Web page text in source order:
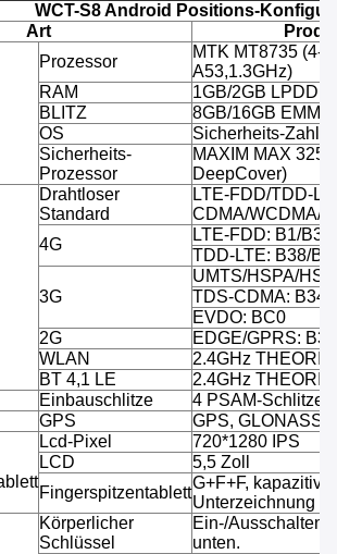
WCT-S8 Android Positions-
Art
Prozessor
MTK MT8735 (4-
A53,1.3GHz)
RAM
1GB/2GB
BLITZ
8GB/16GB EMMC
OS
Sicherheits-
Sicherheits-
Prozessor
MAXIM MAX
DeepCover)
Drahtloser
Standard
LTE-FDD/TDD-
CDMA/WCDMA/
4G
LTE-FDD: B1/B3/
TDD-LTE: B38/
3G
UMTS/HSPA/
TDS-CDMA: B34/
EVDO: BC0
2G
EDGE/GPRS: B3/
WLAN
2.4GHz
BT 4,1 LE
2.4GHz
Einbauschlitze
4 PSAM-Schlitze,
GPS GPS, GLONASS
Lcd-Pixel
720*1280 IPS
LCD
5,5 Zoll
Fingerspitzentablett
G+F+F,
Unterzeichnung
Körperlicher
Schlüssel
Ein-/Ausschalten,
unten.